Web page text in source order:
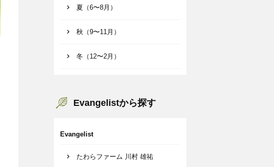
夏（6〜8月）
秋（9〜11月）
冬（12〜2月）
Evangelistから探す
Evangelist
たわらファーム 川村 雄祐